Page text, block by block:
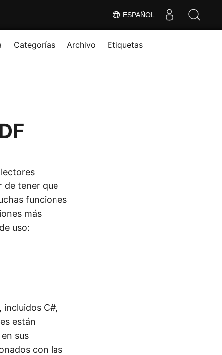
ESPAÑOL
Categorías Archivo Etiquetas
de tener que
funciones
más
uso:
incluidos C#,
están
sus
con las